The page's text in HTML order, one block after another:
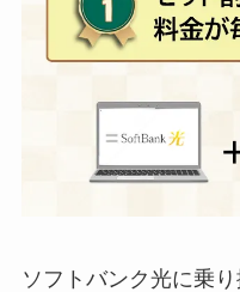
ソフトバンク光に乗り